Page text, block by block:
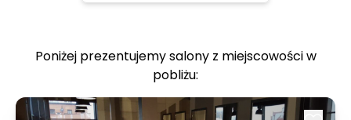
Poniżej prezentujemy salony z miejscowości w
pobliżu: